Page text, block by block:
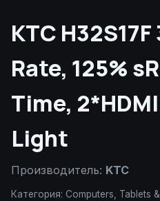
KTC
Rate, 125%
Time,
Light
Производитель: KTC
Категория: Computers, Tablets